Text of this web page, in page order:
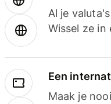
Al je
Wissel ze in
Een
Maak je